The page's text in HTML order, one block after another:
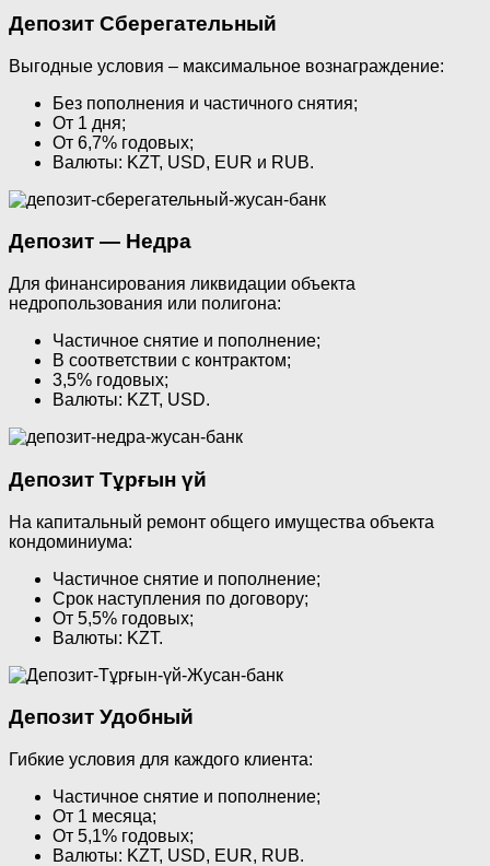
Депозит Сберегательный
Выгодные условия – максимальное вознаграждение:
Без пополнения и частичного снятия;
От 1 дня;
От 6,7% годовых;
Валюты: KZT, USD, EUR и RUB.
Депозит — Недра
Для финансирования ликвидации объекта
недропользования или полигона:
Частичное снятие и пополнение;
В соответствии с контрактом;
3,5% годовых;
Валюты: KZT, USD.
Депозит Тұрғын үй
На капитальный ремонт общего имущества объекта
кондоминиума:
Частичное снятие и пополнение;
Срок наступления по договору;
От 5,5% годовых;
Валюты: KZT.
Депозит Удобный
Гибкие условия для каждого клиента:
Частичное снятие и пополнение;
От 1 месяца;
От 5,1% годовых;
Валюты: KZT, USD, EUR, RUB.